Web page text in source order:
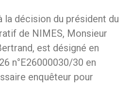
la décision du président du
de NIMES, Monsieur
est désigné en
n°E26000030/30 en
enquêteur pour